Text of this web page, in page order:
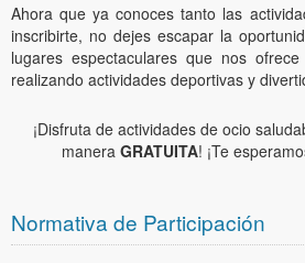
Ahora que ya conoces tanto las
inscribirte, no dejes escapar la
lugares espectaculares que nos
realizando actividades deportivas y
¡Disfruta de actividades de ocio
manera GRATUITA! ¡Te
Normativa de Participación